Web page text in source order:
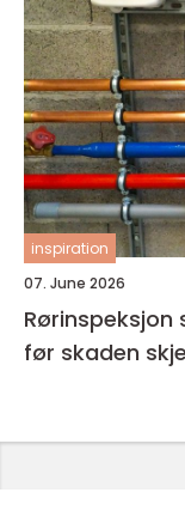
inspiration
07. June 2026
Rørinspeksjon slik får du kontroll på rørene
før skaden